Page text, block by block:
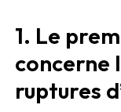
1. Le
concerne
ruptures